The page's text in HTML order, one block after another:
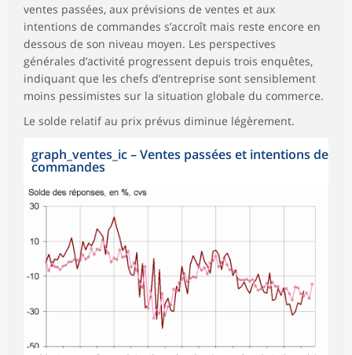
ventes passées, aux prévisions de ventes et aux
intentions de commandes s’accroît mais reste encore en
dessous de son niveau moyen. Les perspectives
générales d’activité progressent depuis trois enquêtes,
indiquant que les chefs d’entreprise sont sensiblement
moins pessimistes sur la situation globale du commerce.
Le solde relatif au prix prévus diminue légèrement.
graph_ventes_ic–Ventes passées et intentions de
commandes